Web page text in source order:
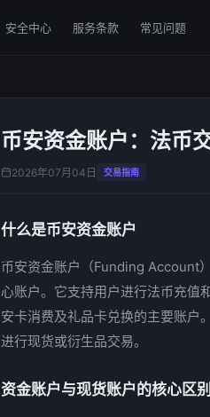
安全中心 服务条款 常见问题
币安资金账户：法币
2026年07月04日 交易指南
什么是币安资金账户
币安资金账户（Funding Account
心账户。它支持用户进行法币充值
安卡消费及礼品卡兑换的主要账户
进行现货或衍生品交易。
资金账户与现货账户的核心区别